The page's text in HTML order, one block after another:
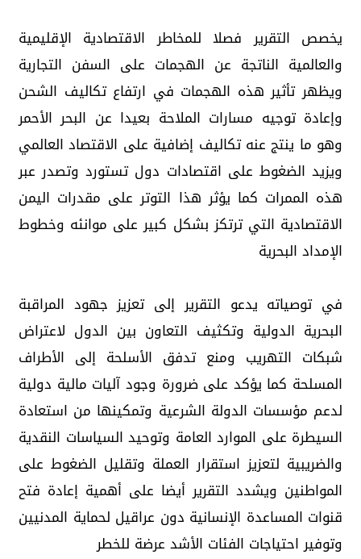
يخصص التقرير فصلا للمخاطر الاقتصادية الإقليمية
والعالمية الناتجة عن الهجمات على السفن التجارية
ويظهر تأثير هذه الهجمات في ارتفاع تكاليف الشحن
وإعادة توجيه مسارات الملاحة بعيدا عن البحر الأحمر
وهو ما ينتج عنه تكاليف إضافية على الاقتصاد العالمي
ويزيد الضغوط على اقتصادات دول تستورد وتصدر عبر
هذه الممرات كما يؤثر هذا التوتر على مقدرات اليمن
الاقتصادية التي ترتكز بشكل كبير على موانئه وخطوط
الإمداد البحرية
في توصياته يدعو التقرير إلى تعزيز جهود المراقبة
البحرية الدولية وتكثيف التعاون بين الدول لاعتراض
شبكات التهريب ومنع تدفق الأسلحة إلى الأطراف
المسلحة كما يؤكد على ضرورة وجود آليات مالية دولية
لدعم مؤسسات الدولة الشرعية وتمكينها من استعادة
السيطرة على الموارد العامة وتوحيد السياسات النقدية
والضريبية لتعزيز استقرار العملة وتقليل الضغوط على
المواطنين ويشدد التقرير أيضا على أهمية إعادة فتح
قنوات المساعدة الإنسانية دون عراقيل لحماية المدنيين
وتوفير احتياجات الفئات الأشد عرضة للخطر